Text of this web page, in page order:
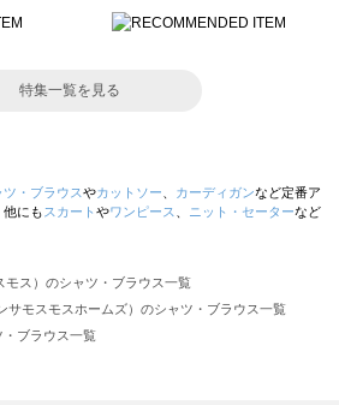
特集一覧を見る
ツ・ブラウスやカットソー カーディガンなど定番ア
他にも スカート やワンピース ニット・セーターなど
ス）のシャツ・ブラウス一覧
サモスモスホームズ）のシャツ・ブラウス一覧
ブラウス一覧